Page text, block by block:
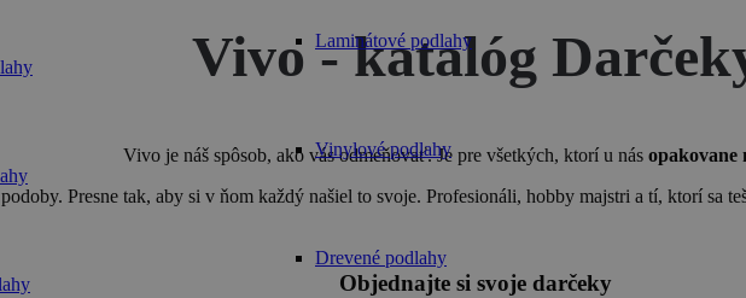
Laminátové podlahy
Vinylové podlahy
Drevené podlahy
Vivo - katalóg
Vivo je náš spôsob, ako vás odmeňovať. Je pre všetkých, ktorí u nás opakovane
Presne tak, aby si v ňom každý našiel to svoje. Profesionáli, hobby majstri a tí, ktorí sa
Objednajte si svoje darčeky